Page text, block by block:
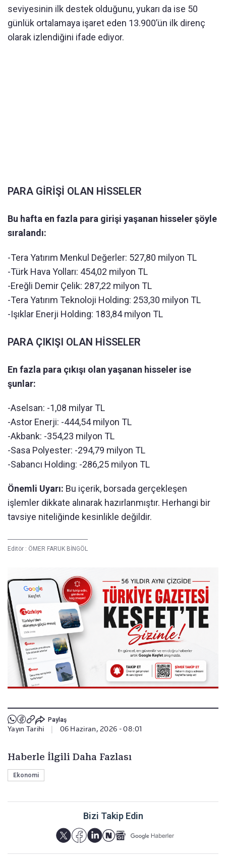
seviyesinin ilk destek olduğunu, yukarı da ise 50
günlük ortalamaya işaret eden 13.900’ün ilk direnç
olarak izlendiğini ifade ediyor.
PARA GİRİŞİ OLAN HİSSELER
Bu hafta en fazla para girişi yaşanan hisseler şöyle
sıralandı:
-Tera Yatırım Menkul Değerler: 527,80 milyon TL
-Türk Hava Yolları: 454,02 milyon TL
-Ereğli Demir Çelik: 287,22 milyon TL
-Tera Yatırım Teknoloji Holding: 253,30 milyon TL
-Işıklar Enerji Holding: 183,84 milyon TL
PARA ÇIKIŞI OLAN HİSSELER
En fazla para çıkışı olan yaşanan hisseler ise
şunlar:
-Aselsan: -1,08 milyar TL
-Astor Enerji: -444,54 milyon TL
-Akbank: -354,23 milyon TL
-Sasa Polyester: -294,79 milyon TL
-Sabancı Holding: -286,25 milyon TL
Önemli Uyarı: Bu içerik, borsada gerçekleşen
işlemler dikkate alınarak hazırlanmıştır. Herhangi bir
tavsiye niteliğinde kesinlikle değildir.
Editör : ÖMER FARUK BİNGÖL
Paylaş
Yayın Tarihi 06 Haziran, 2026 - 08:01
Haberle İlgili Daha Fazlası
Ekonomi
Bizi Takip Edin